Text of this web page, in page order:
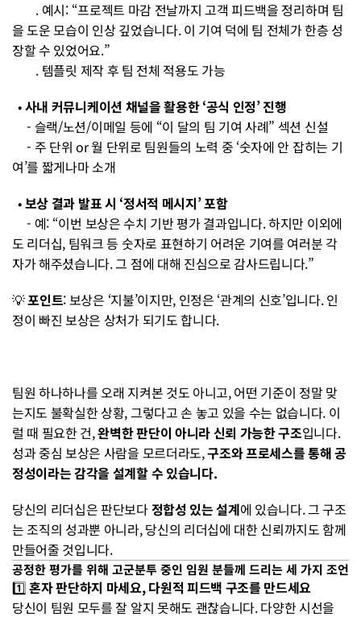
을 도운 모습이 인상 깊었습니다. 이 기여 덕에 팀 전체가 한층 성
장할 수 있었어요.”
        . 템플릿 제작 후 팀 전체 적용도 가능
  •
사내 커뮤니케이션 채널을 활용한 ‘공식 인정’ 진행
     - 슬랙/노션/이메일 등에 “이 달의 팀 기여 사례” 섹션 신설
     - 주 단위 or 월 단위로 팀원들의 노력 중 ‘숫자에 안 잡히는 기
여’를 짧게나마 소개
  •
보상 결과 발표 시 ‘정서적 메시지’ 포함
     - 예: “이번 보상은 수치 기반 평가 결과입니다. 하지만 이외에
도 리더십, 팀워크 등 숫자로 표현하기 어려운 기여를 여러분 각
자가 해주셨습니다. 그 점에 대해 진심으로 감사드립니다.”
💡 포인트: 보상은 ‘지불’이지만, 인정은 ‘관계의 신호’입니다. 인
정이 빠진 보상은 상처가 되기도 합니다.
팀원 하나하나를 오래 지켜본 것도 아니고, 어떤 기준이 정말 맞
는지도 불확실한 상황, 그렇다고 손 놓고 있을 수는 없습니다. 이
럴 때 필요한 건, 완벽한 판단이 아니라 신뢰 가능한 구조입니다.
성과 중심 보상은 사람을 모르더라도, 구조와 프로세스를 통해 공
정성이라는 감각을 설계할 수 있습니다.
당신의 리더십은 판단보다 정합성 있는 설계에 있습니다. 그 구조
는 조직의 성과뿐 아니라, 당신의 리더십에 대한 신뢰까지도 함께
만들어줄 것입니다.
공정한 평가를 위해 고군분투 중인 임원 분들께 드리는 세 가지 조언
1️⃣ 혼자 판단하지 마세요, 다원적 피드백 구조를 만드세요
당신이 팀원 모두를 잘 알지 못해도 괜찮습니다. 다양한 시선을